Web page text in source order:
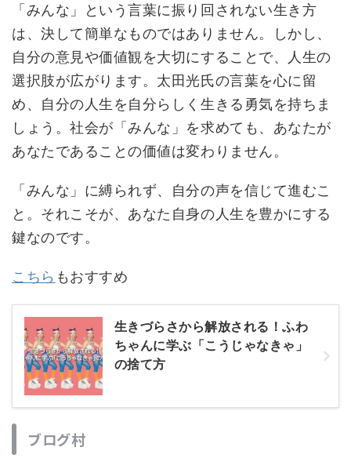
「みんな」という言葉に振り回されない生き方
は、決して簡単なものではありません。しかし、
自分の意見や価値観を大切にすることで、人生の
選択肢が広がります。太田光氏の言葉を心に留
め、自分の人生を自分らしく生きる勇気を持ちま
しょう。社会が「みんな」を求めても、あなたが
あなたであることの価値は変わりません。
「みんな」に縛られず、自分の声を信じて進むこ
と。それこそが、あなた自身の人生を豊かにする
鍵なのです。
こちら もおすすめ
生きづらさから解放される！ふわ
ちゃんに学ぶ「こうじゃなきゃ」
の捨て方
ブログ村